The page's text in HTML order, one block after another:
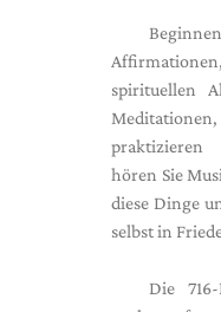
spirituellen
praktizieren
hören Sie
diese Dinge
selbst in
Die